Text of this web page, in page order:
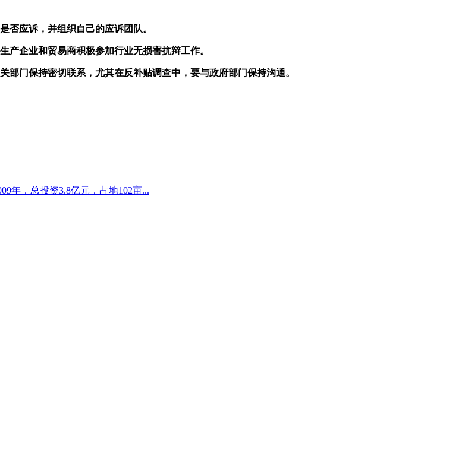
应诉，并组织自己的应诉团队。
企业和贸易商积极参加行业无损害抗辩工作。
门保持密切联系，尤其在反补贴调查中，要与政府部门保持沟通。
年，总投资3.8亿元，占地102亩...